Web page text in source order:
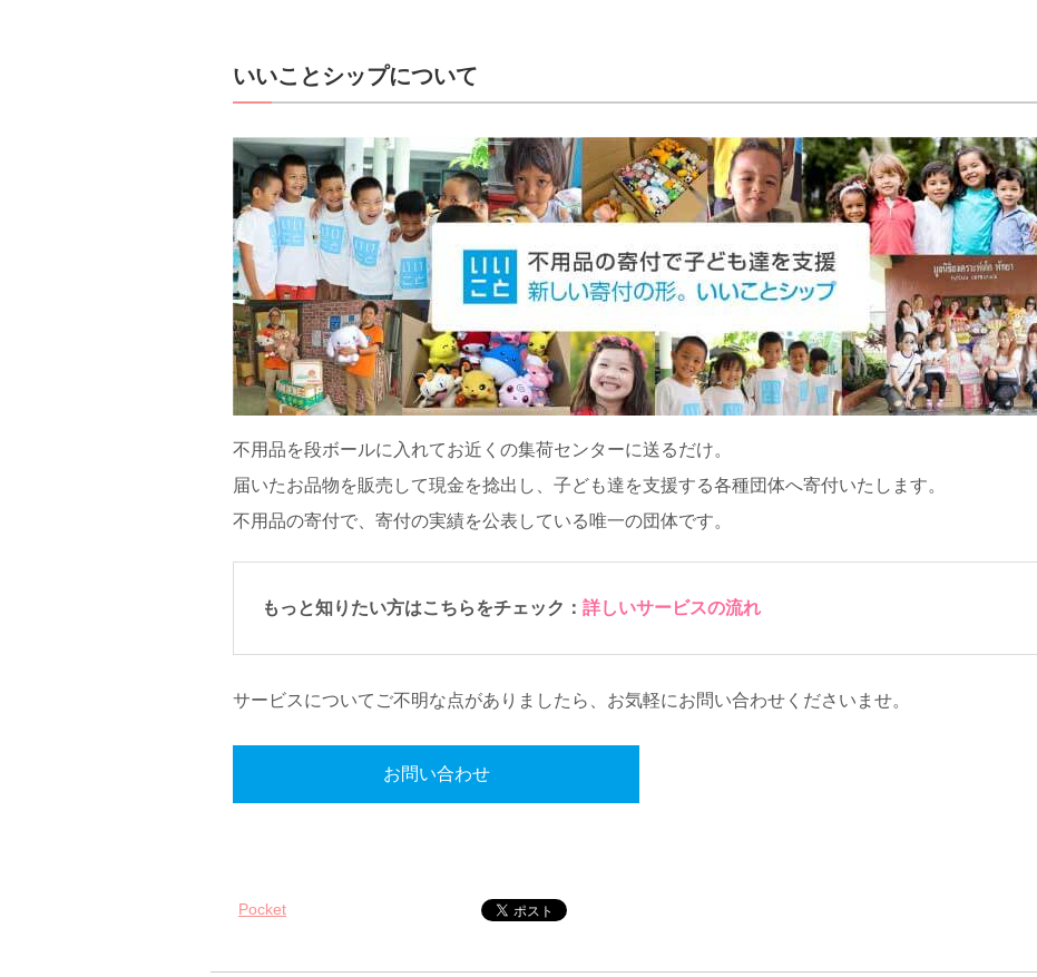
いいことシップについて
不用品を段ボールに入れてお近くの集荷センターに送るだけ。
届いたお品物を販売して現金を捻出し、子ども達を支援する各種団体へ寄付いたします。
不用品の寄付で、寄付の実績を公表している唯一の団体です。
もっと知りたい方はこちらをチェック： 詳しいサービスの流れ
サービスについてご不明な点がありましたら、お気軽にお問い合わせくださいませ。
お問い合わせ
Pocket